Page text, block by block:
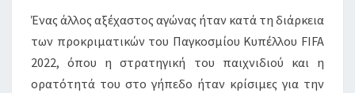
Ένας άλλος αξέχαστος αγώνας ήταν κατά τη διάρκεια
των προκριματικών του Παγκοσμίου Κυπέλλου FIFA
2022, όπου η στρατηγική του παιχνιδιού και η
ορατότητά του στο γήπεδο ήταν κρίσιμες για την